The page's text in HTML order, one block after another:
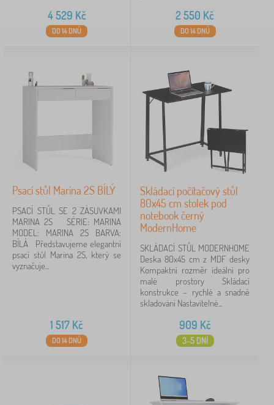
50 cm
52 cm
Provedení nábytku
3 zásuvky
1
dubové dřevo
dřevo
1
Typ stolu
4 529 Kč
DO 14 DNŮ
2 550 Kč
DO 14 DNŮ
Psací stůl Marina 2S BÍLÝ
PSACÍ STŮL SE 2 ZÁSUVKAMI
MARINA 2S SÉRIE: MARINA
MODEL: MARINA 2S BARVA:
BÍLÁ Představujeme elegantní
psací stůl Marina 2S, který se
vyznačuje...
1 517 Kč
DO 14 DNŮ
Skládací počítačový stůl
80x45 cm stolek pod
notebook černý
ModernHome
SKLÁDACÍ STŮL MODERNHOME
Deska 80x45 cm z MDF desky
Kompaktní rozměr ideální pro
malé prostory Skládací
konstrukce – rychlé a snadné
skladování Nastavitelné...
909 Kč
3-5 DNÍ